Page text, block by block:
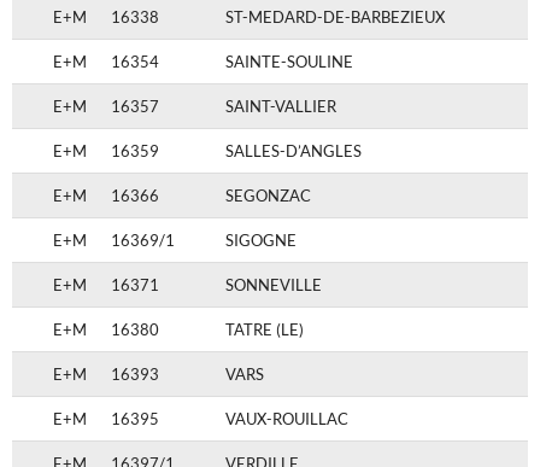
E+M 16338 ST-MEDARD-DE-BARBEZIEUX
E+M 16354 SAINTE-SOULINE
E+M 16357 SAINT-VALLIER
E+M 16359 SALLES-D’ANGLES
E+M 16366 SEGONZAC
E+M 16369/1 SIGOGNE
E+M 16371 SONNEVILLE
E+M 16380 TATRE (LE)
E+M 16393 VARS
E+M 16395 VAUX-ROUILLAC